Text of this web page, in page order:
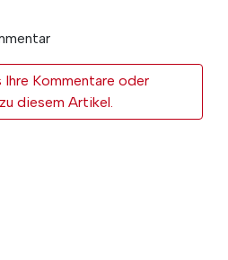
Ihre Kommentare oder
diesem Artikel.